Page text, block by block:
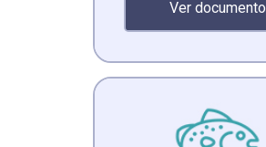
Ver documento